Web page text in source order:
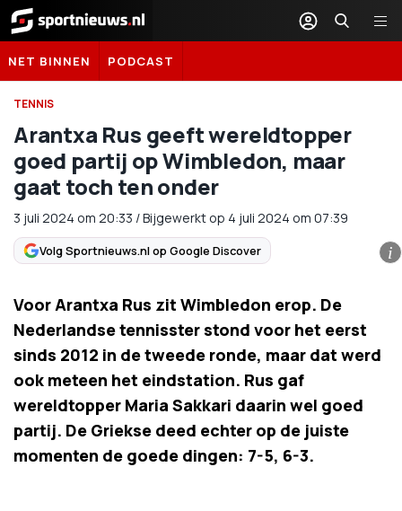
Sportnieuws.nl
NET BINNEN PODCAST
TENNIS
Arantxa Rus geeft wereldtopper
goed partij op Wimbledon, maar
gaat toch ten onder
3 juli 2024 om 20:33 /Bijgewerkt op 4 juli 2024 om 07:39
Volg Sportnieuws.nl op Google Discover i
Voor Arantxa Rus zit Wimbledon erop. De
Nederlandse tennisster stond voor het eerst
sinds 2012 in de tweede ronde, maar dat werd
ook meteen het eindstation. Rus gaf
wereldtopper Maria Sakkari daarin wel goed
partij. De Griekse deed echter op de juiste
momenten de goede dingen: 7-5, 6-3.